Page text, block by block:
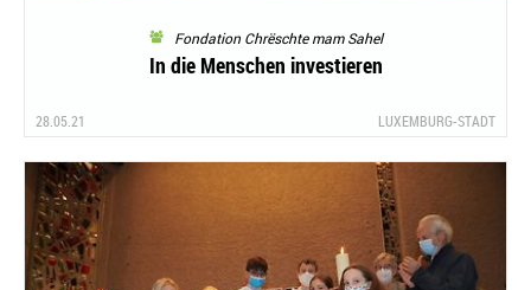
Fondation Chrëschte mam Sahel
In die Menschen investieren
28.05.21 LUXEMBURG-STADT